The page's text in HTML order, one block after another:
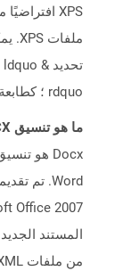
rdquo ؛ كطابعة أثناء طباعة المستند.
ما هو تنسيق DOCX؟
المستند